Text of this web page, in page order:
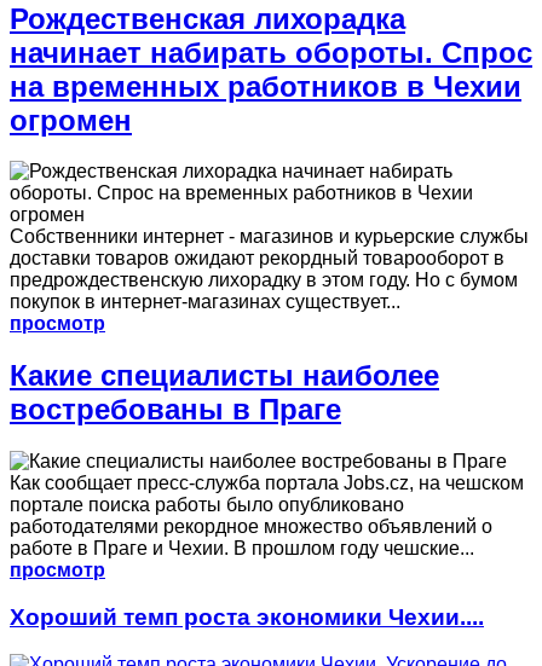
Рождественская лихорадка
начинает набирать обороты. Спрос
на временных работников в Чехии
огромен
Собственники интернет - магазинов и курьерские службы
доставки товаров ожидают рекордный товарооборот в
предрождественскую лихорадку в этом году. Но с бумом
покупок в интернет-магазинах существует...
просмотр
Какие специалисты наиболее
востребованы в Праге
Как сообщает пресс-служба портала Jobs.cz, на чешском
портале поиска работы было опубликовано
работодателями рекордное множество объявлений о
работе в Праге и Чехии. В прошлом году чешские...
просмотр
Хороший темп роста экономики Чехии....